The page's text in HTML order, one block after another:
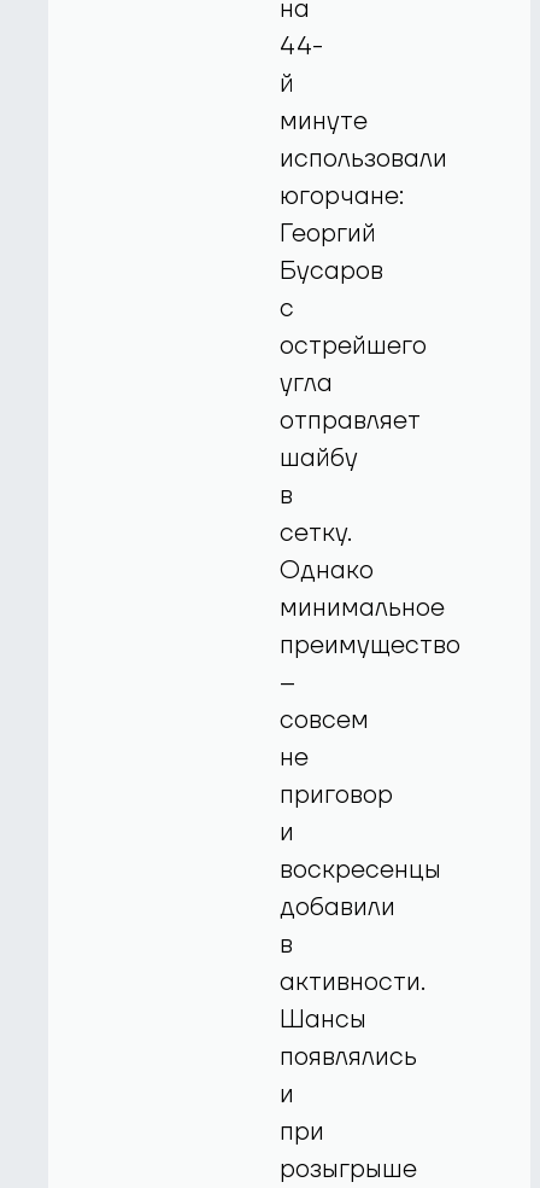
на
44-
й
минуте
использовали
югорчане:
Георгий
Бусаров
с
острейшего
угла
отправляет
шайбу
в
сетку.
Однако
минимальное
преимущество
–
совсем
не
приговор
и
воскресенцы
добавили
в
активности.
Шансы
появлялись
и
при
розыгрыше